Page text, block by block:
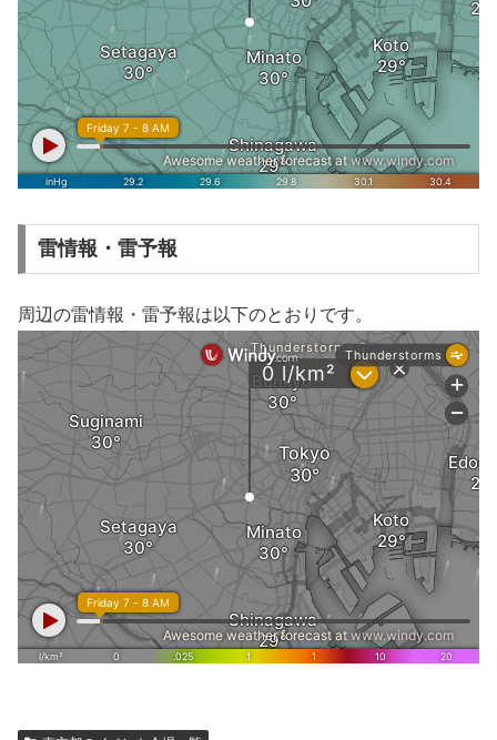
雷情報・雷予報
周辺の雷情報・雷予報は以下のとおりです。